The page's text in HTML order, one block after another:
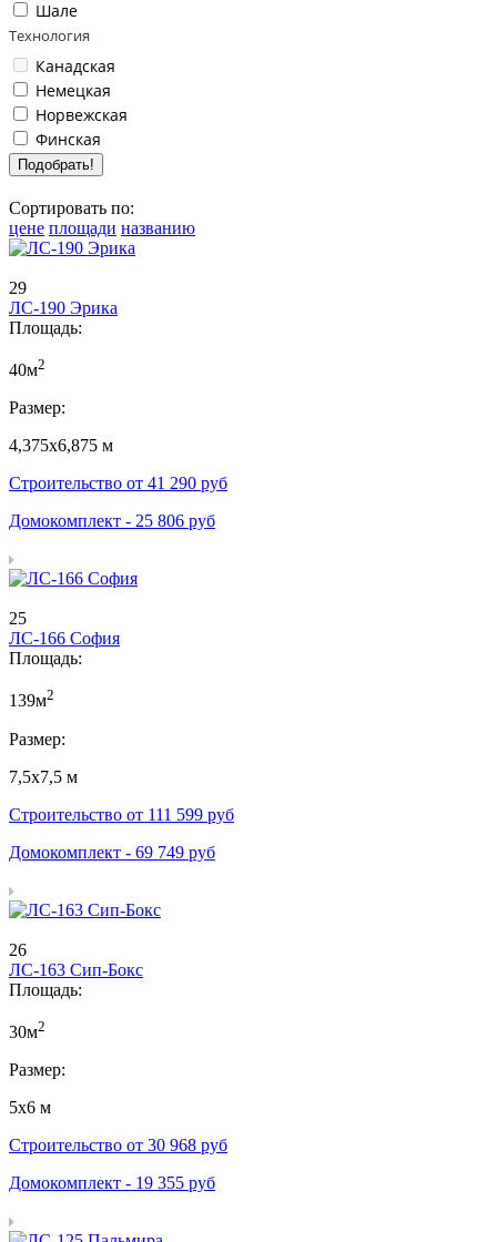
Шале
Технология
Канадская
Немецкая
Норвежская
Финская
Сортировать по:
цене площади названию
29
ЛС-190 Эрика
Площадь:
40м2
Размер:
4,375х6,875 м
Строительство от 41 290 руб
Домокомплект - 25 806 руб
25
ЛС-166 София
Площадь:
139м2
Размер:
7,5х7,5 м
Строительство от 111 599 руб
Домокомплект - 69 749 руб
26
ЛС-163 Сип-Бокс
Площадь:
30м2
Размер:
5х6 м
Строительство от 30 968 руб
Домокомплект - 19 355 руб